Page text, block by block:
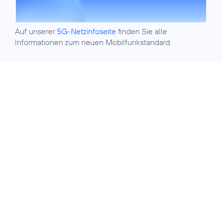
Auf unserer 5G-Netzinfoseite finden Sie alle
Informationen zum neuen Mobilfunkstandard.